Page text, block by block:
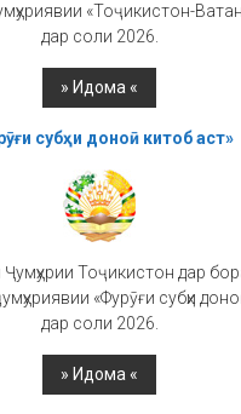
«Тоҷикистон-
дар соли 2026.
субҳи доноӣ китоб аст»
Тоҷикистон дар
«Фурӯғи субҳи
дар соли 2026.